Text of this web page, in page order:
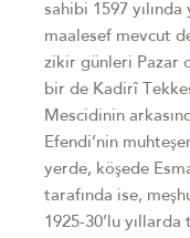
sahibi 1597 yılında
maalesef mevcut
zikir günleri Pazar
bir de Kadirî
Mescidinin
Efendi’nin
yerde, köşede
tarafında ise,
1925-30’lu